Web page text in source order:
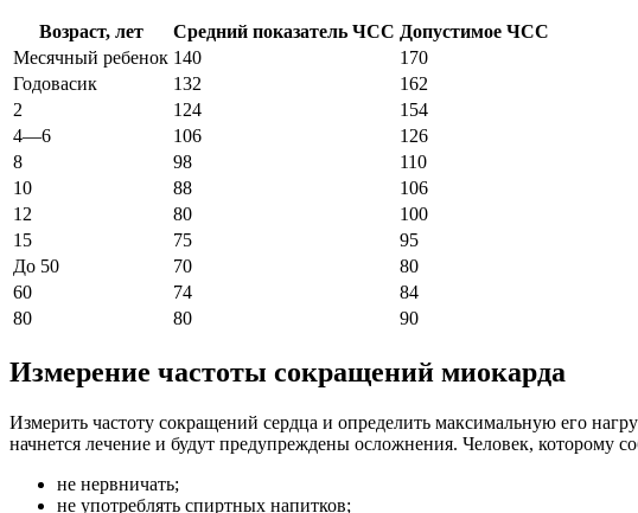
Возраст, лет Средний показатель ЧСС Допустимое ЧСС
Месячный ребенок 140
170
Годовасик
132
162
2
124
154
4—6
106
126
8
98
110
10
88
106
12
80
100
15
75
95
До 50
70
80
60
74
84
80
80 90
Измерение частоты сокращений миокарда
Измерить частоту сокращений сердца и определить максимальную его
начнется лечение и будут предупреждены осложнения. Человек, которому
не нервничать;
не употреблять спиртных напитков;